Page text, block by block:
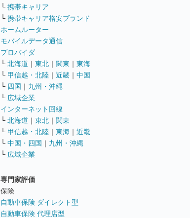
└ 携帯キャリア
└ 携帯キャリア格安ブランド
ホームルーター
モバイルデータ通信
プロバイダ
└ 北海道 ｜ 東北 ｜ 関東 ｜ 東海
└ 甲信越・北陸 ｜ 近畿 ｜ 中国
└ 四国 ｜ 九州・沖縄
└ 広域企業
インターネット回線
└ 北海道 ｜ 東北 ｜ 関東
└ 甲信越・北陸 ｜ 東海 ｜ 近畿
└ 中国・四国 ｜ 九州・沖縄
└ 広域企業
専門家評価
保険
自動車保険 ダイレクト型
自動車保険 代理店型